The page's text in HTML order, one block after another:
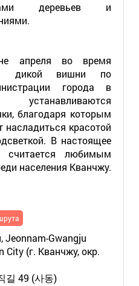
деревьев и
апреля во время
дикой вишни по
города в
благодаря которым
красотой
В настоящее
любимым
населения Кванчжу.
Jeonnam-Gwangju
City (г. Кванчжу, окр.
길 49 (사동)